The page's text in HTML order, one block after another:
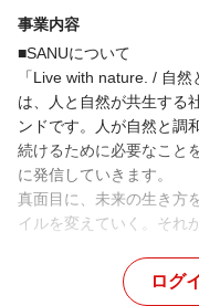
業構造を俯瞰しながら、
います。
デザイナーの立ち
所属組織
開発組織
事業内容
■SANUについて
「Live with nature. / 自
は、⼈と⾃然が共⽣する
ンドです。⼈が⾃然と調
続けるために必要なこと
に発信していきます。
真⾯⽬に、未来の⽣き⽅
イルを変えていく。それ
■SANU 2nd home 事業
個々のライフスタイルに
ログ